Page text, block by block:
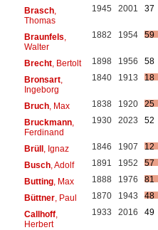
Brasch,
Thomas
1945 2001 37
Braunfels
Walter
1882 1954 59
Brecht, Bertolt 1898 1956
58
Bronsart,
Ingeborg
1840 1913 18
Bruch, Max 1838 1920
25
Bruckmann,
Ferdinand
1930 2023 52
Brüll, Ignaz 1846 1907
12
Busch, Adolf 1891 1952
57
Butting, Max 1888 1976
81
Büttner, Paul 1870 1943
48
Callhoff,
Herbert
1933 2016 49